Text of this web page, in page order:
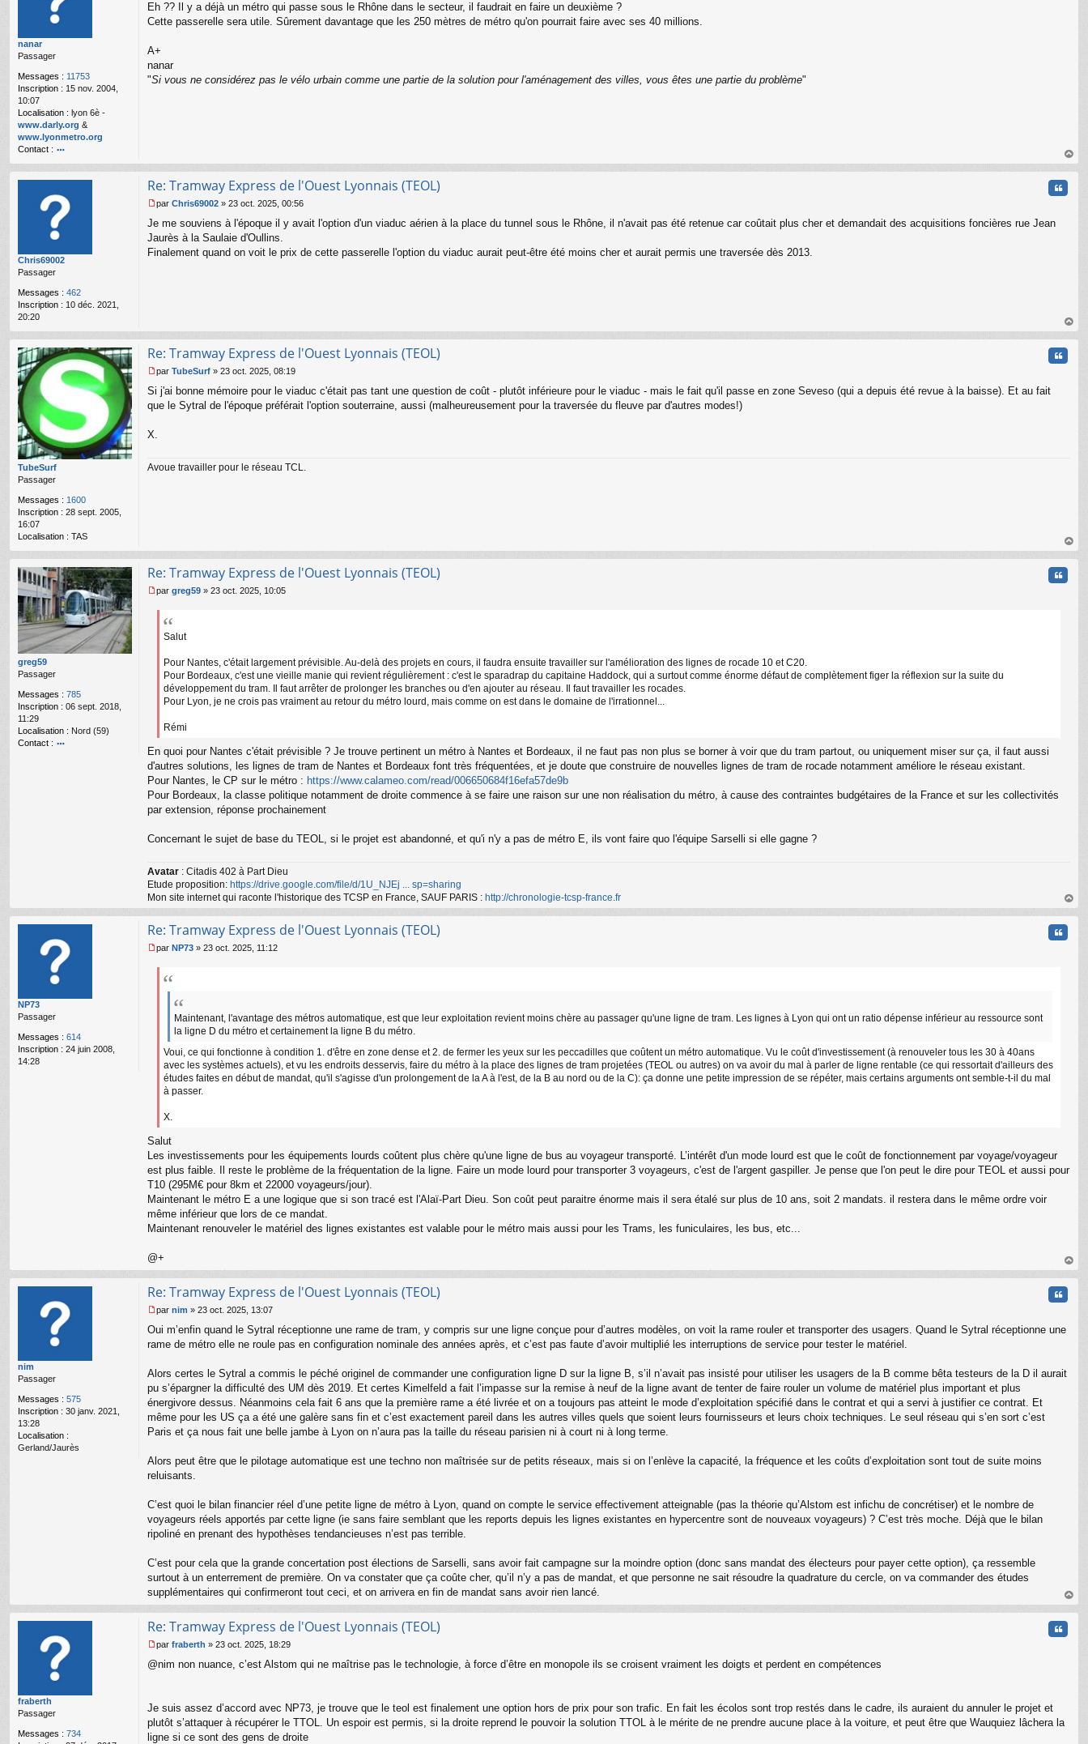
nanar
Passager
Messages : 11753
Inscription : 15 nov. 2004,
10:07
Localisation : lyon 6è -
www.darly.org &
www.lyonmetro.org
Contact :
o
te
r
n
a
ar
e
s
g
e
n
Eh ?? Il y a déjà un métro qui passe sous le Rhône dans le secteur, il faudrait en faire un deuxième ?
Cette passerelle sera utile. Sûrement davantage que les 250 mètres de métro qu'on pourrait faire avec ses 40 millions.
A+
nanar
"Si vous ne considérez pas le vélo urbain comme une partie de la solution pour l'aménagement des villes, vous êtes une partie du problème"
au
Chris69002
Passager
Messages : 462
Inscription : 10 déc. 2021,
20:20
Re: Tramway Express de l'Ouest Lyonnais (TEOL)
e
s
s
l
par Chris69002 » 23 oct. 2025, 00:56
Je me souviens à l'époque il y avait l'option d'un viaduc aérien à la place du tunnel sous le Rhône, il n'avait pas été retenue car coûtait plus cher et demandait des acquisitions foncières rue Jean
Jaurès à la Saulaie d'Oullins.
Finalement quand on voit le prix de cette passerelle l'option du viaduc aurait peut-être été moins cher et aurait permis une traversée dès 2013.
au
TubeSurf
Passager
Messages : 1600
Inscription : 28 sept. 2005,
16:07
Localisation : TAS
Re: Tramway Express de l'Ouest Lyonnais (TEOL)
e
s
g
n
par TubeSurf » 23 oct. 2025, 08:19
Si j'ai bonne mémoire pour le viaduc c'était pas tant une question de coût - plutôt inférieure pour le viaduc - mais le fait qu'il passe en zone Seveso (qui a depuis été revue à la baisse). Et au fait
que le Sytral de l'époque préférait l'option souterraine, aussi (malheureusement pour la traversée du fleuve par d'autres modes!)
X.
Avoue travailler pour le réseau TCL.
au
greg59
Passager
Messages : 785
Inscription : 06 sept. 2018,
11:29
Localisation : Nord (59)
Contact :
Re: Tramway Express de l'Ouest Lyonnais (TEOL)
e
par greg59 » 23 oct. 2025, 10:05
Salut
Pour Nantes, c'était largement prévisible. Au-delà des projets en cours, il faudra ensuite travailler sur l'amélioration des lignes de rocade 10 et C20.
Pour Bordeaux, c'est une vieille manie qui revient régulièrement : c'est le sparadrap du capitaine Haddock, qui a surtout comme énorme défaut de complètement figer la réflexion sur la suite du
développement du tram. Il faut arrêter de prolonger les branches ou d'en ajouter au réseau. Il faut travailler les rocades.
Pour Lyon, je ne crois pas vraiment au retour du métro lourd, mais comme on est dans le domaine de l'irrationnel...
Rémi
En quoi pour Nantes c'était prévisible ? Je trouve pertinent un métro à Nantes et Bordeaux, il ne faut pas non plus se borner à voir que du tram partout, ou uniquement miser sur ça, il faut aussi
d'autres solutions, les lignes de tram de Nantes et Bordeaux font très fréquentées, et je doute que construire de nouvelles lignes de tram de rocade notamment améliore le réseau existant.
Pour Nantes, le CP sur le métro : https://www.calameo.com/read/006650684f16efa57de9b
Pour Bordeaux, la classe politique notamment de droite commence à se faire une raison sur une non réalisation du métro, à cause des contraintes budgétaires de la France et sur les collectivités
par extension, réponse prochainement
Concernant le sujet de base du TEOL, si le projet est abandonné, et qu'i n'y a pas de métro E, ils vont faire quo l'équipe Sarselli si elle gagne ?
Avatar : Citadis 402 à Part Dieu
Etude proposition: https://drive.google.com/file/d/1U_NJEj ... sp=sharing
Mon site internet qui raconte l'historique des TCSP en France, SAUF PARIS : http://chronologie-tcsp-france.fr
au
NP73
Passager
Messages : 614
Inscription : 24 juin 2008,
14:28
Re: Tramway Express de l'Ouest Lyonnais (TEOL)
e
par NP73 » 23 oct. 2025, 11:12
Maintenant, l'avantage des métros automatique, est que leur exploitation revient moins chère au passager qu'une ligne de tram. Les lignes à Lyon qui ont un ratio dépense inférieur au ressource sont
la ligne D du métro et certainement la ligne B du métro.
Voui, ce qui fonctionne à condition 1. d'être en zone dense et 2. de fermer les yeux sur les peccadilles que coûtent un métro automatique. Vu le coût d'investissement (à renouveler tous les 30 à 40ans
avec les systèmes actuels), et vu les endroits desservis, faire du métro à la place des lignes de tram projetées (TEOL ou autres) on va avoir du mal à parler de ligne rentable (ce qui ressortait d'ailleurs des
études faites en début de mandat, qu'il s'agisse d'un prolongement de la A à l'est, de la B au nord ou de la C): ça donne une petite impression de se répéter, mais certains arguments ont semble-t-il du mal
à passer.
X.
Salut
Les investissements pour les équipements lourds coûtent plus chère qu'une ligne de bus au voyageur transporté. L’intérêt d'un mode lourd est que le coût de fonctionnement par voyage/voyageur
est plus faible. Il reste le problème de la fréquentation de la ligne. Faire un mode lourd pour transporter 3 voyageurs, c'est de l'argent gaspiller. Je pense que l'on peut le dire pour TEOL et aussi pour
T10 (295M€ pour 8km et 22000 voyageurs/jour).
Maintenant le métro E a une logique que si son tracé est l'Alaï-Part Dieu. Son coût peut paraitre énorme mais il sera étalé sur plus de 10 ans, soit 2 mandats. il restera dans le même ordre voir
même inférieur que lors de ce mandat.
Maintenant renouveler le matériel des lignes existantes est valable pour le métro mais aussi pour les Trams, les funiculaires, les bus, etc...
@+
au
nim
Passager
Messages : 575
Inscription : 30 janv. 2021,
13:28
Localisation :
Gerland/Jaurès
Re: Tramway Express de l'Ouest Lyonnais (TEOL)
e
s
g
e
n
o
n
par nim » 23 oct. 2025, 13:07
Oui m’enfin quand le Sytral réceptionne une rame de tram, y compris sur une ligne conçue pour d’autres modèles, on voit la rame rouler et transporter des usagers. Quand le Sytral réceptionne une
rame de métro elle ne roule pas en configuration nominale des années après, et c’est pas faute d’avoir multiplié les interruptions de service pour tester le matériel.
Alors certes le Sytral a commis le péché originel de commander une configuration ligne D sur la ligne B, s’il n’avait pas insisté pour utiliser les usagers de la B comme bêta testeurs de la D il aurait
pu s’épargner la difficulté des UM dès 2019. Et certes Kimelfeld a fait l’impasse sur la remise à neuf de la ligne avant de tenter de faire rouler un volume de matériel plus important et plus
énergivore dessus. Néanmoins cela fait 6 ans que la première rame a été livrée et on a toujours pas atteint le mode d’exploitation spécifié dans le contrat et qui a servi à justifier ce contrat. Et
même pour les US ça a été une galère sans fin et c’est exactement pareil dans les autres villes quels que soient leurs fournisseurs et leurs choix techniques. Le seul réseau qui s’en sort c’est
Paris et ça nous fait une belle jambe à Lyon on n’aura pas la taille du réseau parisien ni à court ni à long terme.
Alors peut être que le pilotage automatique est une techno non maîtrisée sur de petits réseaux, mais si on l’enlève la capacité, la fréquence et les coûts d’exploitation sont tout de suite moins
reluisants.
C’est quoi le bilan financier réel d’une petite ligne de métro à Lyon, quand on compte le service effectivement atteignable (pas la théorie qu’Alstom est infichu de concrétiser) et le nombre de
voyageurs réels apportés par cette ligne (ie sans faire semblant que les reports depuis les lignes existantes en hypercentre sont de nouveaux voyageurs) ? C’est très moche. Déjà que le bilan
ripoliné en prenant des hypothèses tendancieuses n’est pas terrible.
C’est pour cela que la grande concertation post élections de Sarselli, sans avoir fait campagne sur la moindre option (donc sans mandat des électeurs pour payer cette option), ça ressemble
surtout à un enterrement de première. On va constater que ça coûte cher, qu’il n’y a pas de mandat, et que personne ne sait résoudre la quadrature du cercle, on va commander des études
supplémentaires qui confirmeront tout ceci, et on arrivera en fin de mandat sans avoir rien lancé.
au
fraberth
Passager
Messages : 734
Re: Tramway Express de l'Ouest Lyonnais (TEOL)
e
g
e
n
par fraberth » 23 oct. 2025, 18:29
@nim non nuance, c’est Alstom qui ne maîtrise pas le technologie, à force d’être en monopole ils se croisent vraiment les doigts et perdent en compétences
Je suis assez d’accord avec NP73, je trouve que le teol est finalement une option hors de prix pour son trafic. En fait les écolos sont trop restés dans le cadre, ils auraient du annuler le projet et
plutôt s’attaquer à récupérer le TTOL. Un espoir est permis, si la droite reprend le pouvoir la solution TTOL à le mérite de ne prendre aucune place à la voiture, et peut être que Wauquiez lâchera la
ligne si ce sont des gens de droite